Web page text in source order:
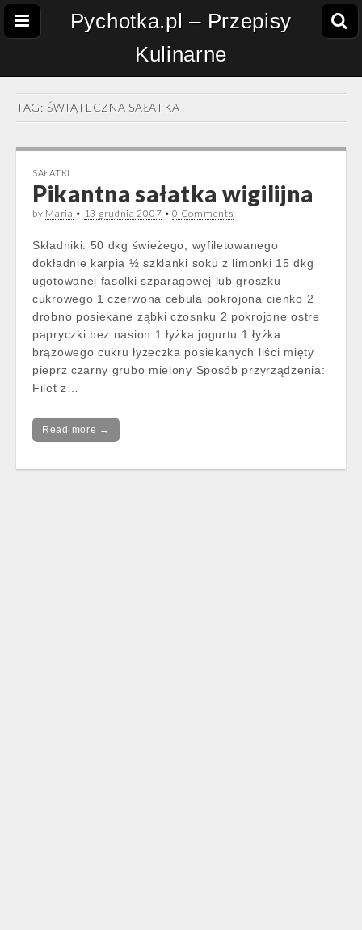
Pychotka.pl – Przepisy
Kulinarne
TAG: ŚWIĄTECZNA SAŁATKA
SAŁATKI
Pikantna sałatka wigilijna
by Maria • 13 grudnia 2007 •0 Comments
Składniki: 50 dkg świeżego, wyfiletowanego
dokładnie karpia ½ szklanki soku z limonki 15 dkg
ugotowanej fasolki szparagowej lub groszku
cukrowego 1 czerwona cebula pokrojona cienko 2
drobno posiekane ząbki czosnku 2 pokrojone ostre
papryczki bez nasion 1 łyżka jogurtu 1 łyżka
brązowego cukru łyżeczka posiekanych liści mięty
pieprz czarny grubo mielony Sposób przyrządzenia:
Filet z…
Read more →